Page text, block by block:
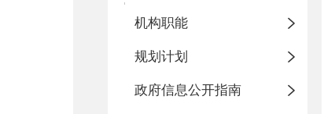
机构职能
规划计划
政府信息公开指南